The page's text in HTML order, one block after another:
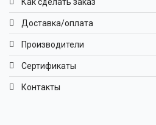
Доставка/оплата
Производители
Сертификаты
Контакты